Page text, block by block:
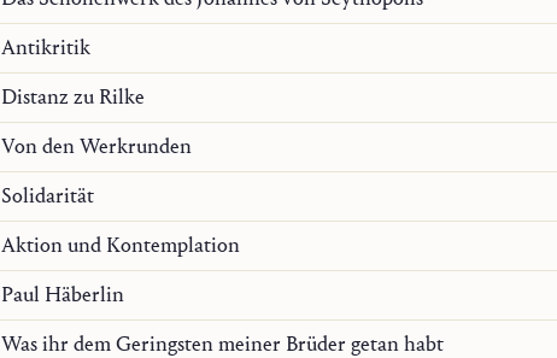
Antikritik
Distanz zu Rilke
Von den Werkrunden
Solidarität
Aktion und Kontemplation
Paul Häberlin
Was ihr dem Geringsten meiner Brüder getan habt